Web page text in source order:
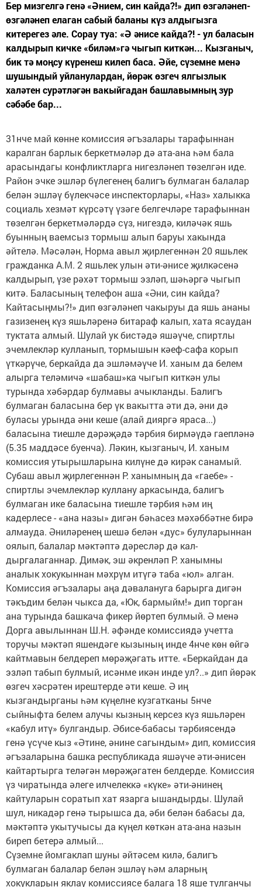
Бер мизгелгә генә «Әнием, син кайда?!» дип өзгәләнеп-
өзгәләнеп елаган сабый баланы күз алдыгызга
китерегез әле. Сорау туа: «Ә әнисе кайда?! - ул баласын
калдырып кичке «биләм»гә чыгып киткән... Кызганыч,
бик тә моңсу күренеш килеп баса. Әйе, сүземне менә
шушындый уйланулардан, йөрәк өзгеч ялгызлык
халәтен сурәтләгән вакыйгадан башлавымның зур
сәбәбе бар...
31нче май көнне комиссия әгъзалары тарафыннан
каралган барлык беркетмәләр дә ата-ана һәм бала
арасындагы конфликтларга нигезләнеп төзелгән иде.
Район эчке эшләр бүлегенең балигъ булмаган балалар
белән эшләү бүлекчәсе инспекторлары, «Наз» халыкка
социаль хезмәт күрсәтү үзәге белгечләре тарафыннан
төзелгән беркетмәләрдә сүз, нигездә, киләчәк яшь
буынның ваемсыз тормыш алып баруы хакында
әйтелә. Мәсәлән, Норма авыл җирлегеннән 20 яшьлек
гражданка А.М. 2 яшьлек улын әти-әнисе җилкәсенә
калдырып, үзе рәхәт тормыш эзләп, шәһәргә чыгып
китә. Баласының телефон аша «Әни, син кайда?
Кайтасыңмы?!» дип өзгәләнеп чакыруы да яшь ананы
газизенең күз яшьләренә битараф калып, хата ясаудан
туктата алмый. Шулай ук бистәдә яшәүче, спиртлы
эчемлекләр кулланып, тормышын кәеф-сафа корып
үткәрүче, беркайда да эшләмәүче И. ханым да белем
алырга теләмичә «шабаш»ка чыгып киткән улы
турында хәбәрдар булмавы ачыкланды. Балигъ
булмаган баласына бер үк вакытта әти дә, әни дә
буласы урында әни кеше (алай дияргә яраса...)
баласына тиешле дәрәҗәдә тәрбия бирмәүдә гаепләнә
(5.35 маддәсе буенча). Ләкин, кызганыч, И. ханым
комиссия утырышларына килүне дә кирәк санамый.
Субаш авыл җирлегеннән Р. ханымның да «гаебе» -
спиртлы эчемлекләр куллану аркасында, балигъ
булмаган ике баласына тиешле тәрбия һәм иң
кадерлесе - «ана назы» дигән бәһасез мәхәббәтне бирә
алмауда. Әниләренең шешә белән «дус» булуларыннан
оялып, балалар мәктәптә дәресләр дә кал-
дыргалаганнар. Димәк, эш әкренләп Р. ханымны
аналык хокукыннан мәхрүм итүгә таба «юл» алган.
Комиссия әгъзалары аңа дәвалануга барырга дигән
тәкъдим белән чыкса да, «Юк, бармыйм!» дип торган
ана турында башкача фикер йөртеп булмый. Ә менә
Дорга авылыннан Ш.Н. әфәнде комиссиядә учетта
торучы мәктәп яшендәге кызының инде 4нче көн өйгә
кайтмавын белдереп мөрәҗәгать итте. «Беркайдан да
эзләп табып булмый, исәнме икән инде ул?..» дип йөрәк
өзгеч хәсрәтен ирештерде әти кеше. Ә иң
кызгандырганы һәм күңелне кузгатканы 5нче
сыйныфта белем алучы кызның керсез күз яшьләрен
«кабул итү» булгандыр. Әбисе-бабасы тәрбиясендә
генә үсүче кыз «Әтине, әнине сагындым» дип, комиссия
әгъзаларына башка республикада яшәүче әти-әнисен
кайтартырга теләгән мөрәҗәгатен белдерде. Комиссия
үз чиратында әлеге илчелеккә «күке» әти-әнинең
кайтуларын соратып хат язарга ышандырды. Шулай
шул, никадәр генә тырышса да, әби белән бабасы да,
мәктәптә укытучысы да күңел көткән ата-ана назын
биреп бетерә алмый...
Сүземне йомгаклап шуны әйтәсем килә, балигъ
булмаган балалар белән эшләү һәм аларның
хокукларын яклау комиссиясе балага 18 яше тулганчы